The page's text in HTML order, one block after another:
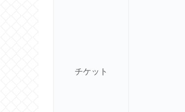
チケット